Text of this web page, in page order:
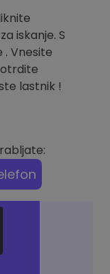
iskanje. S
Vnesite
lastnik !